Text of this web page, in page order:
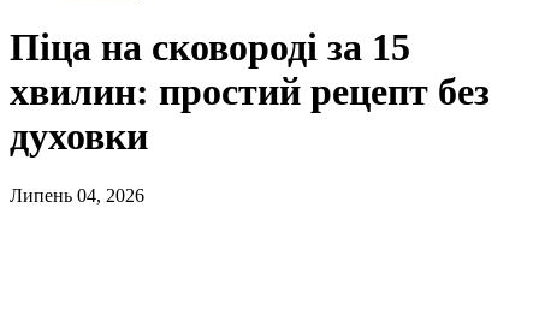
Піца на сковороді за 15
хвилин: простий рецепт без
духовки
Липень 04, 2026